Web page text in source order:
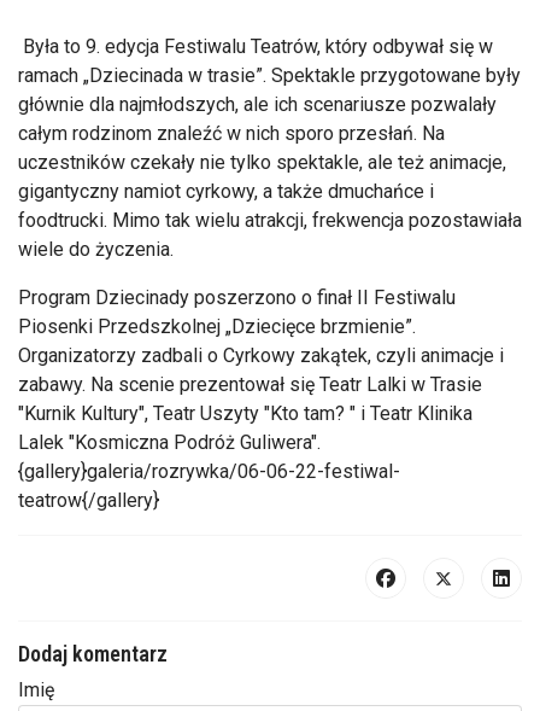
Była to 9. edycja Festiwalu Teatrów, który odbywał się w
ramach „Dziecinada w trasie”. Spektakle przygotowane były
głównie dla najmłodszych, ale ich scenariusze pozwalały
całym rodzinom znaleźć w nich sporo przesłań. Na
uczestników czekały nie tylko spektakle, ale też animacje,
gigantyczny namiot cyrkowy, a także dmuchańce i
foodtrucki. Mimo tak wielu atrakcji, frekwencja pozostawiała
wiele do życzenia.
Program Dziecinady poszerzono o finał II Festiwalu
Piosenki Przedszkolnej „Dziecięce brzmienie”.
Organizatorzy zadbali o Cyrkowy zakątek, czyli animacje i
zabawy. Na scenie prezentował się Teatr Lalki w Trasie
"Kurnik Kultury", Teatr Uszyty "Kto tam? " i Teatr Klinika
Lalek "Kosmiczna Podróż Guliwera".
{gallery}galeria/rozrywka/06-06-22-festiwal-
teatrow{/gallery}
Dodaj komentarz
Imię